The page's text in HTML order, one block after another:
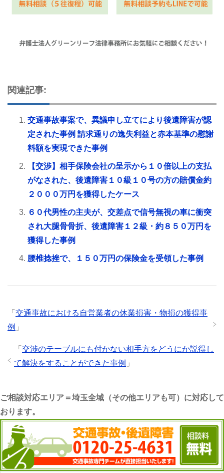
関連記事:
交通事故事案で、異議申し立てにより後遺障害が認
定された事例 請求通りの逸失利益と赤本基準の慰謝
料額を実現できた事例
【交渉】相手保険会社の呈示から１０倍以上の支払
がなされた、後遺障害１０級１０号の方の賠償金約
２０００万円を獲得したケース
６０代男性の主夫が、交差点で信号無視の車に衝突
され大腿骨骨折、後遺障害１２級・約８５０万円を
獲得した事例
腰椎捻挫で、１５０万円の保険金を受領した事例
「 交通事故における自営業者の休業損害・物損の獲得事
例 」
「 交渉のテーブルにも付かない相手方をどうにか説得し
て解決をすることができた事例 」
ご相談対応エリア＝埼玉全域（その他エリアも可）に対応して
おります。